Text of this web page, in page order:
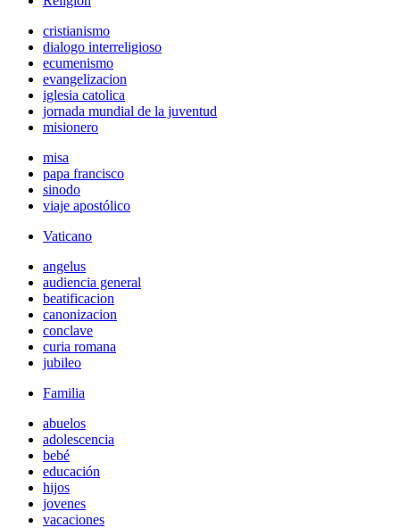
cristianismo
dialogo interreligioso
ecumenismo
evangelizacion
iglesia catolica
jornada mundial de la juventud
misionero
misa
papa francisco
sinodo
viaje apostólico
Vaticano
angelus
audiencia general
beatificacion
canonizacion
conclave
curia romana
jubileo
Familia
abuelos
adolescencia
bebé
educación
hijos
jovenes
vacaciones